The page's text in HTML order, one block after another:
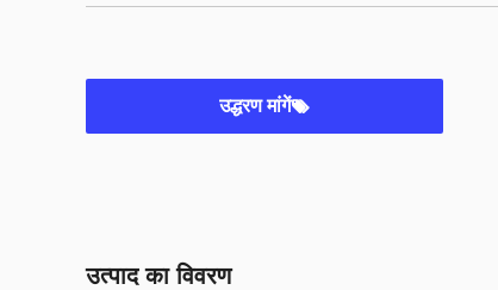
उद्धरण मांगें
उत्पाद का विवरण